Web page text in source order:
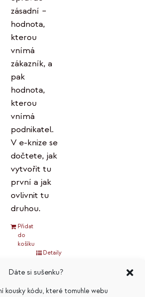
Dáte si sušenku?
kousky kódu, které tomuhle webu
zásadní –
hodnota,
kterou
vnímá
zákazník, a
pak
hodnota,
kterou
vnímá
podnikatel.
V e-knize se
dočtete, jak
vytvořit tu
první a jak
ovlivnit tu
druhou.
Přidat
do
košíku
Detaily